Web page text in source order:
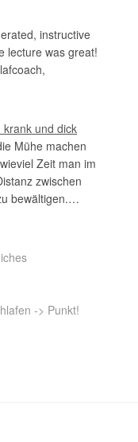
instructive
lecture was great!
und dick
Mühe machen
Zeit man im
zwischen
bewältigen.…
-> Punkt!